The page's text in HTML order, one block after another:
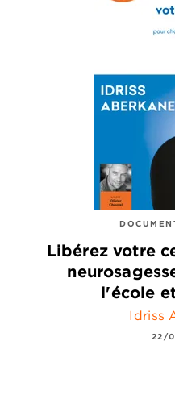
Libérez votre
l'école
Idriss
22/